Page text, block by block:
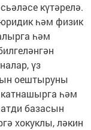
күтәрелә.
һәм физик
һәм
үз
оештыруны
һәм
базасын
хокуклы, ләкин